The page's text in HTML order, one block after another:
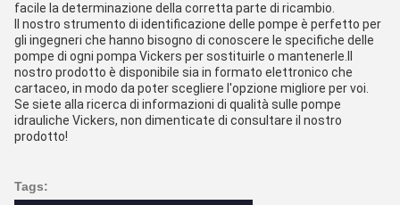
facile la determinazione della corretta parte di ricambio.
Il nostro strumento di identificazione delle pompe è perfetto per
gli ingegneri che hanno bisogno di conoscere le specifiche delle
pompe di ogni pompa Vickers per sostituirle o mantenerle.Il
nostro prodotto è disponibile sia in formato elettronico che
cartaceo, in modo da poter scegliere l'opzione migliore per voi.
Se siete alla ricerca di informazioni di qualità sulle pompe
idrauliche Vickers, non dimenticate di consultare il nostro
prodotto!
Tags: